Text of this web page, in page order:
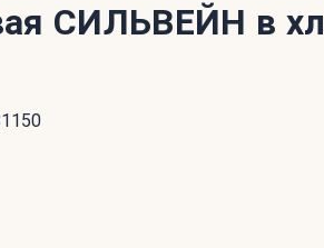
СИЛЬВЕЙН в